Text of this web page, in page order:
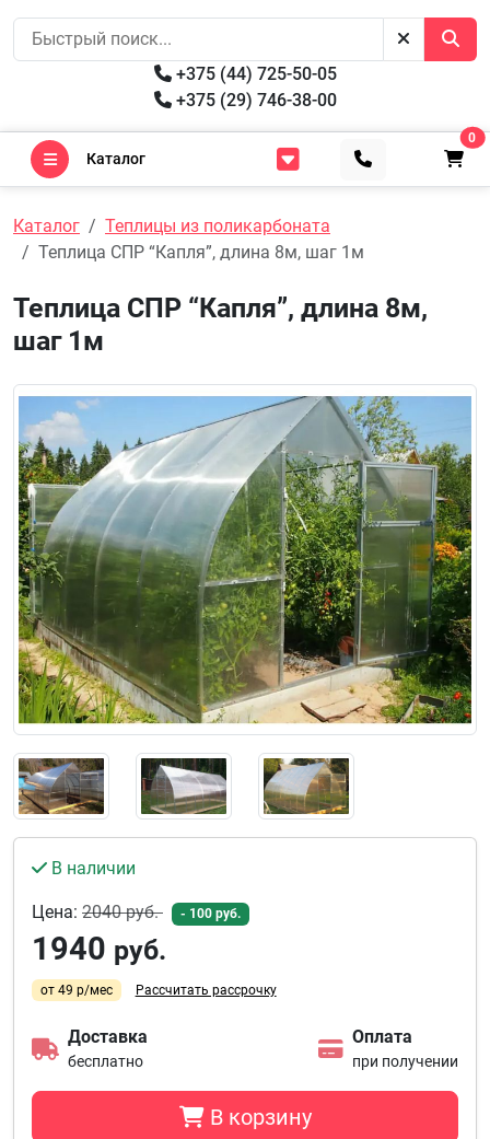
+375 (44) 725-50-05
+375 (29) 746-38-00
Каталог
0
Каталог
Теплицы из поликарбоната
Теплица СПР “Капля”, длина 8м, шаг 1м
Теплица СПР “Капля”, длина 8м,
шаг 1м
В наличии
Цена: 2040 руб. - 100 руб.
1940 руб.
от 49 р/мес Рассчитать рассрочку
Доставка
бесплатно
Оплата
при получении
В корзину